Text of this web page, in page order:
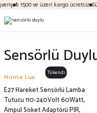
₺ 1500 ve üzeri kargo ücretsiz
Sensörlü
Tükendi
Monte Lua
E27 Hareket Sensörlü Lamba
Tutucu 110-240Volt 60Watt,
Ampul Soket Adaptörü PIR,